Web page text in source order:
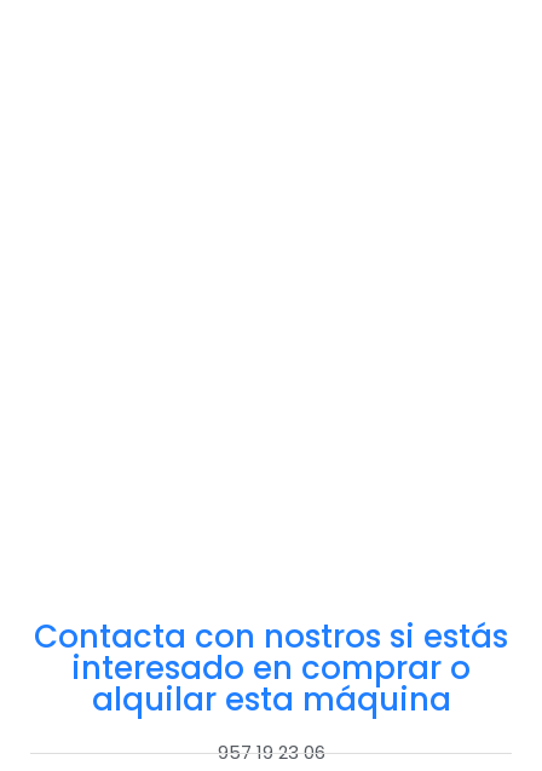
Contacta con nostros si estás
interesado en comprar o
alquilar esta máquina
957 19 23 06